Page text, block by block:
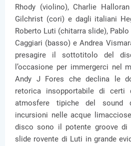
Rhody (violino), Charlie
Gilchrist (cori) e dagli italiani
Roberto Luti (chitarra slide),
Caggiari (basso) e Andrea
presagire il sottotitolo del
l’occasione per immergerci nel
Andy J Fores che declina le
retorica insopportabile di certi
atmosfere tipiche del sound
incursioni nelle acque
disco sono il potente groove di
slide rovente di Luti in grande